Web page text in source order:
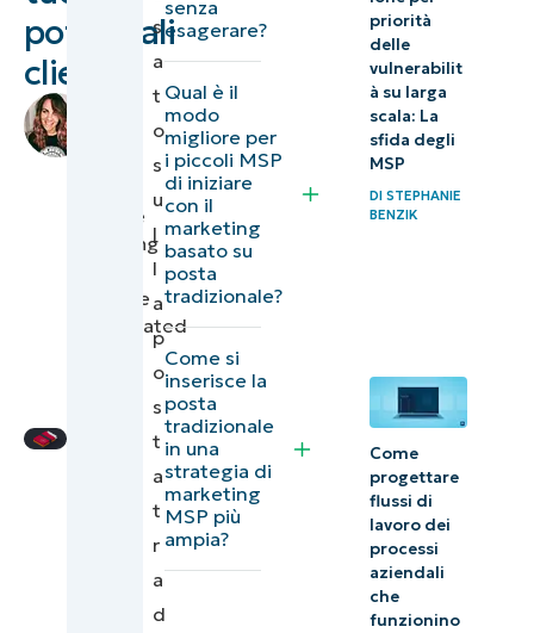
potenziali
clienti
Revenue
Marketing
NinjaOne
translated
programma
marketing
basato sulla
posta
tradizionale
alle tue
esigenze
Non hai
tempo da
dedicare al
marketing?
s
a
t
o
s
u
l
l
a
p
o
s
t
a
t
r
a
d
senza
esagerare?
Qual è il
modo
migliore per
i piccoli MSP
di iniziare
con il
marketing
basato su
posta
tradizionale?
Come si
inserisce la
posta
tradizionale
in una
strategia di
marketing
MSP più
ampia?
priorità
delle
vulnerabilit
à su larga
scala: La
sfida degli
MSP
DISTEPHANIE
BENZIK
Come
progettare
flussi di
lavoro dei
processi
aziendali
che
funzionino